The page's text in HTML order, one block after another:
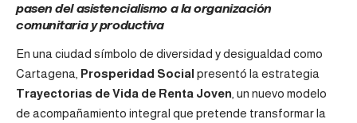
pasen del asistencialismo a la organización
comunitaria y productiva
En una ciudad símbolo de diversidad y desigualdad como
Cartagena, Prosperidad Social presentó la estrategia
Trayectorias de Vida de Renta Joven, un nuevo modelo
de acompañamiento integral que pretende transformar la